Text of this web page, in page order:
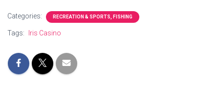
Categories: RECREATION & SPORTS, FISHING
Tags: Iris Casino